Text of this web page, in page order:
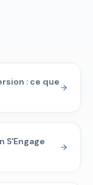
: ce que
S'Engage